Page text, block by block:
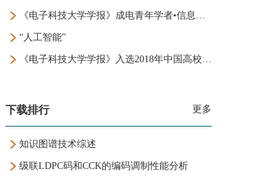
《电子科技大学学报》成电青年学者•信息与通信工程专栏启动会顺利召开
“人工智能”
《电子科技大学学报》入选2018年中国高校百佳科技期刊
下载排行 更多
知识图谱技术综述
级联LDPC码和CCK的编码调制性能分析